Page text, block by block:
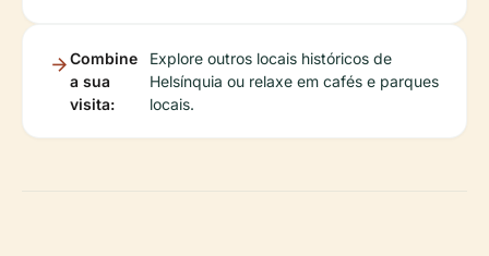
Combine
a sua
visita:
Explore outros locais históricos de
Helsínquia ou relaxe em cafés e parques
locais.